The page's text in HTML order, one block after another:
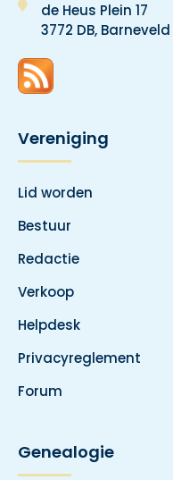
de Heus Plein 17
3772 DB, Barneveld
Vereniging
Lid worden
Bestuur
Redactie
Verkoop
Helpdesk
Privacyreglement
Forum
Genealogie